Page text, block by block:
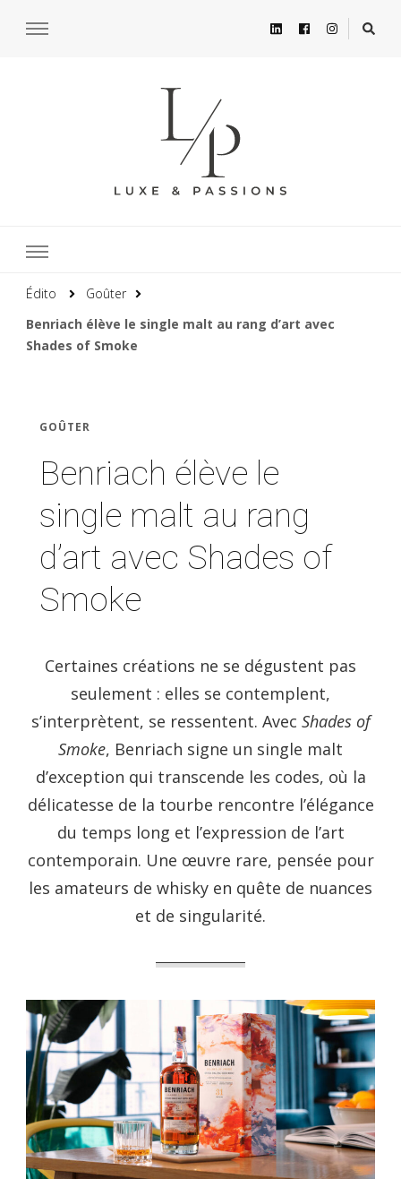
Édito
Goûter
Benriach élève le single malt au rang d’art avec
Shades of Smoke
GOÛTER
Benriach élève le
single malt au rang
d’art avec Shades of
Smoke
Certaines créations ne se dégustent pas
seulement : elles se contemplent,
s’interprètent, se ressentent. Avec Shades of
Smoke, Benriach signe un single malt
d’exception qui transcende les codes, où la
délicatesse de la tourbe rencontre l’élégance
du temps long et l’expression de l’art
contemporain. Une œuvre rare, pensée pour
les amateurs de whisky en quête de nuances
et de singularité.